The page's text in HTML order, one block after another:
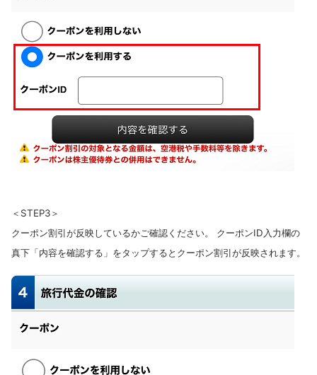
＜STEP3＞
クーポン割引が反映しているかご確認ください。 クーポンID入力欄の
真下「内容を確認する」をタップするとクーポン割引が反映されます。